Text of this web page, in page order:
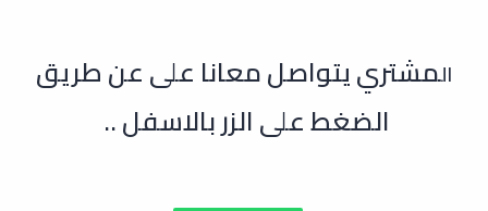
المشتري يتواصل معانا على عن طريق
الضغط على الزر بالاسفل ..